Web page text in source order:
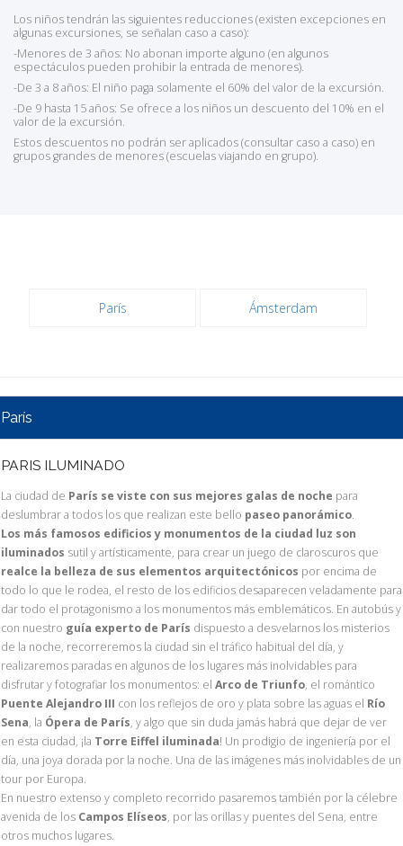
Los niños tendrán las siguientes reducciones (existen excepciones en
algunas excursiones, se señalan caso a caso):
-Menores de 3 años: No abonan importe alguno (en algunos
espectáculos pueden prohibir la entrada de menores).
-De 3 a 8 años: El niño paga solamente el 60% del valor de la excursión.
-De 9 hasta 15 años: Se ofrece a los niños un descuento del 10% en el
valor de la excursión.
Estos descuentos no podrán ser aplicados (consultar caso a caso) en
grupos grandes de menores (escuelas viajando en grupo).
París Ámsterdam
París
PARIS ILUMINADO
La ciudad de París se viste con sus mejores galas de noche para
deslumbrar a todos los que realizan este bello paseo panorámico.
Los más famosos edificios y monumentos de la ciudad luz son
iluminados sutil y artísticamente, para crear un juego de claroscuros que
realce la belleza de sus elementos arquitectónicos por encima de
todo lo que le rodea, el resto de los edificios desaparecen veladamente para
dar todo el protagonismo a los monumentos más emblemáticos. En autobús y
con nuestro guía experto de París dispuesto a desvelarnos los misterios
de la noche, recorreremos la ciudad sin el tráfico habitual del día, y
realizaremos paradas en algunos de los lugares más inolvidables para
disfrutar y fotografiar los monumentos: el Arco de Triunfo, el romántico
Puente Alejandro III con los reflejos de oro y plata sobre las aguas el Río
Sena, la Ópera de París, y algo que sin duda jamás habrá que dejar de ver
en esta ciudad, ¡la Torre Eiffel iluminada! Un prodigio de ingeniería por el
día, una joya dorada por la noche. Una de las imágenes más inolvidables de un
tour por Europa.
En nuestro extenso y completo recorrido pasaremos también por la célebre
avenida de los Campos Elíseos, por las orillas y puentes del Sena, entre
otros muchos lugares.